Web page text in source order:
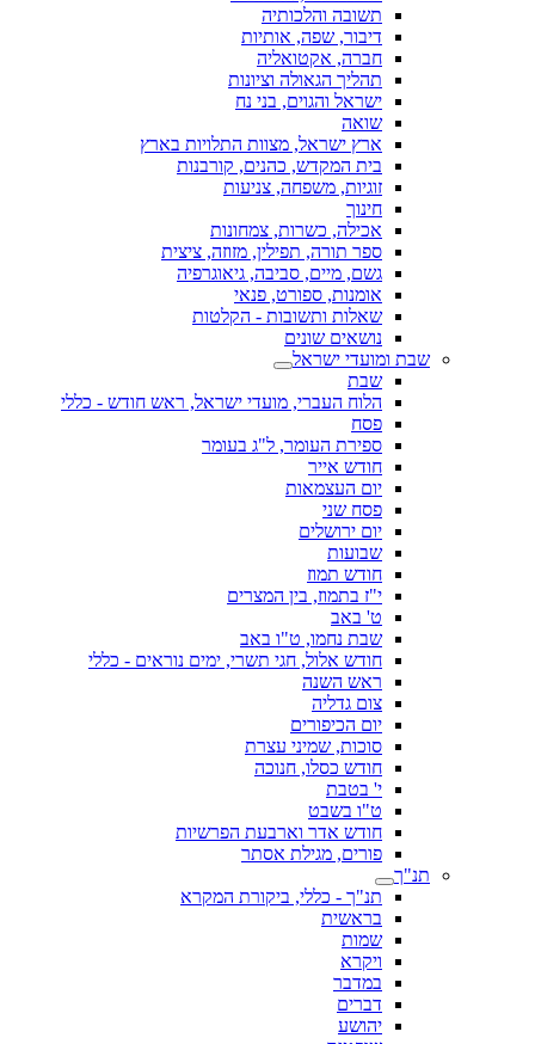
תשובה והלכותיה
דיבור, שפה, אותיות
חברה, אקטואליה
תהליך הגאולה וציונות
ישראל והגוים, בני נח
שואה
ארץ ישראל, מצוות התלויות בארץ
בית המקדש, כהנים, קורבנות
זוגיות, משפחה, צניעות
חינוך
אכילה, כשרות, צמחונות
ספר תורה, תפילין, מזוזה, ציצית
גשם, מיים, סביבה, גיאוגרפיה
אומנות, ספורט, פנאי
שאלות ותשובות - הקלטות
נושאים שונים
שבת ומועדי ישראל
שבת
הלוח העברי, מועדי ישראל, ראש חודש - כללי
פסח
ספירת העומר, ל"ג בעומר
חודש אייר
יום העצמאות
פסח שני
יום ירושלים
שבועות
חודש תמוז
י"ז בתמוז, בין המצרים
ט' באב
שבת נחמו, ט"ו באב
חודש אלול, חגי תשרי, ימים נוראים - כללי
ראש השנה
צום גדליה
יום הכיפורים
סוכות, שמיני עצרת
חודש כסלו, חנוכה
י' בטבת
ט"ו בשבט
חודש אדר וארבעת הפרשיות
פורים, מגילת אסתר
תנ"ך
תנ"ך - כללי, ביקורת המקרא
בראשית
שמות
ויקרא
במדבר
דברים
יהושע